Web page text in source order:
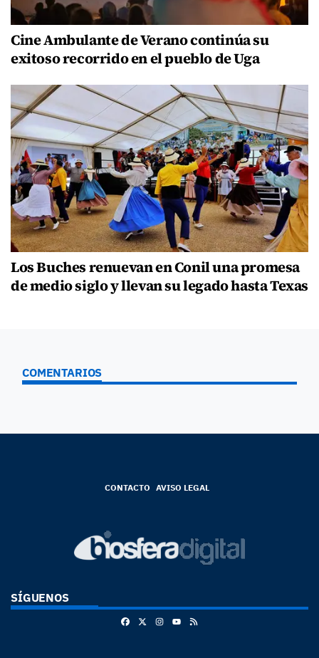
Cine Ambulante de Verano continúa su
exitoso recorrido en el pueblo de Uga
Los Buches renuevan en Conil una promesa
de medio siglo y llevan su legado hasta Texas
COMENTARIOS
CONTACTO AVISO LEGAL
SÍGUENOS
FacebookInstagram